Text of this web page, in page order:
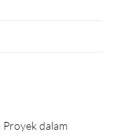
dalam